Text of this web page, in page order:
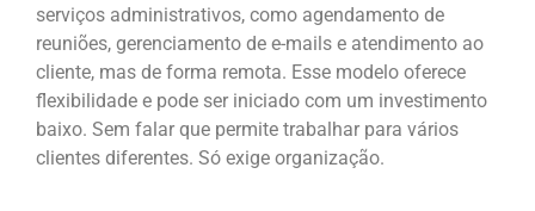
serviços administrativos, como agendamento de
reuniões, gerenciamento de e-mails e atendimento ao
cliente, mas de forma remota. Esse modelo oferece
flexibilidade e pode ser iniciado com um investimento
baixo. Sem falar que permite trabalhar para vários
clientes diferentes. Só exige organização.